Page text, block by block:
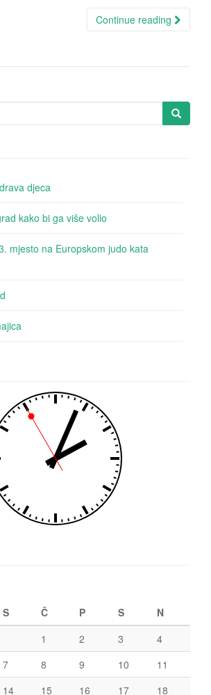
Continue reading
djeca
kako bi ga više volio
mjesto na Europskom judo kata
S Č P S
N
1
2 3
4
7 8 9 10
11
14 15 16 17 18